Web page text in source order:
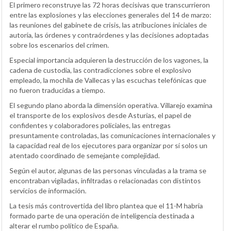
El primero reconstruye las 72 horas decisivas que transcurrieron
entre las explosiones y las elecciones generales del 14 de marzo:
las reuniones del gabinete de crisis, las atribuciones iniciales de
autoría, las órdenes y contraórdenes y las decisiones adoptadas
sobre los escenarios del crimen.
Especial importancia adquieren la destrucción de los vagones, la
cadena de custodia, las contradicciones sobre el explosivo
empleado, la mochila de Vallecas y las escuchas telefónicas que
no fueron traducidas a tiempo.
El segundo plano aborda la dimensión operativa. Villarejo examina
el transporte de los explosivos desde Asturias, el papel de
confidentes y colaboradores policiales, las entregas
presuntamente controladas, las comunicaciones internacionales y
la capacidad real de los ejecutores para organizar por sí solos un
atentado coordinado de semejante complejidad.
Según el autor, algunas de las personas vinculadas a la trama se
encontraban vigiladas, infiltradas o relacionadas con distintos
servicios de información.
La tesis más controvertida del libro plantea que el 11-M habría
formado parte de una operación de inteligencia destinada a
alterar el rumbo político de España.